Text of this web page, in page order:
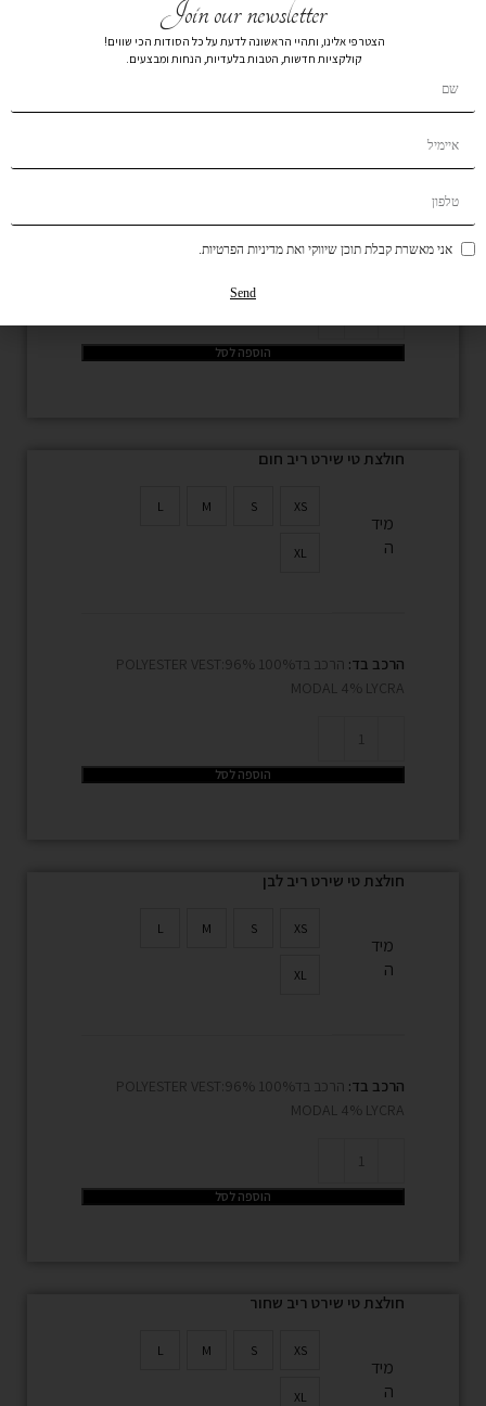
חולצת בייסיק ורוד
הרכב בד:
הרכב בד100% POLYESTER VEST:96%
הוספה לסל
חולצת טי שירט ריב חום
מיד
ה
XS
S
M
L
XL
הרכב בד:
הרכב בד100% POLYESTER VEST:96%
MODAL 4% LYCRA
הוספה לסל
חולצת טי שירט ריב לבן
מיד
ה
XS
S
M
L
XL
הרכב בד:
הרכב בד100% POLYESTER VEST:96%
MODAL 4% LYCRA
הוספה לסל
חולצת טי שירט ריב שחור
מיד
ה
XS
S
M
L
XL
Join our newsletter
הצטרפי אלינו, ותהיי הראשונה לדעת על כל הסודות הכי שווים!
קולקציות חדשות, הטבות בלעדיות, הנחות ומבצעים.
אני מאשרת קבלת תוכן שיווקי ואת מדיניות הפרטיות.
Send